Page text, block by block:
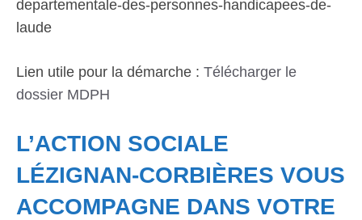
departementale-des-personnes-handicapees-de-
laude
Lien utile pour la démarche : Télécharger le
dossier MDPH
L’ACTION SOCIALE
LÉZIGNAN-CORBIÈRES VOUS
ACCOMPAGNE DANS VOTRE